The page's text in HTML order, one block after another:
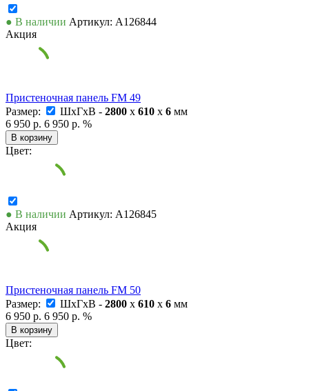
● В наличии Артикул: А126844
Акция
Пристеночная панель FM 49
Размер:
ШxГxВ - 2800 x 610 x 6 мм
6 950 р. 6 950 р. %
В корзину
Цвет:
● В наличии Артикул: А126845
Акция
Пристеночная панель FM 50
Размер:
ШxГxВ - 2800 x 610 x 6 мм
6 950 р. 6 950 р. %
В корзину
Цвет: